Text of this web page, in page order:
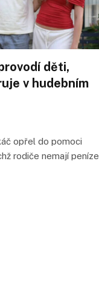
děti,
v hudebním
opřel do pomoci
rodiče nemají peníze